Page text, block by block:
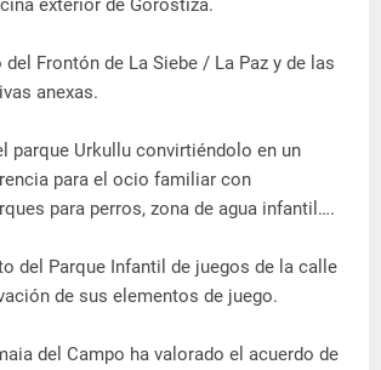
del Frontón de La Siebe / La Paz y de las
anexas.
parque Urkullu convirtiéndolo en un
para el ocio familiar con
para perros, zona de agua infantil….
del Parque Infantil de juegos de la calle
de sus elementos de juego.
del Campo ha valorado el acuerdo de